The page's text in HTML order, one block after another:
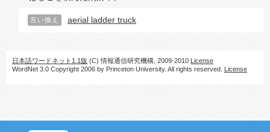
言い換え aerial ladder truck
日本語ワードネット1.1版 (C) 情報通信研究機構, 2009-2010 License
WordNet 3.0 Copyright 2006 by Princeton University. All rights reserved. License